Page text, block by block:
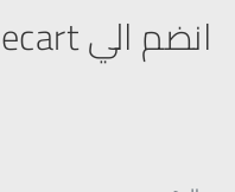
انضم الي mobecart للصناعات اليدوية